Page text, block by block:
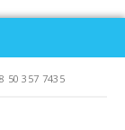
50 357 7435